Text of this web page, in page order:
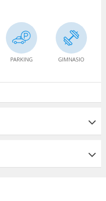
PARKING GIMNASIO